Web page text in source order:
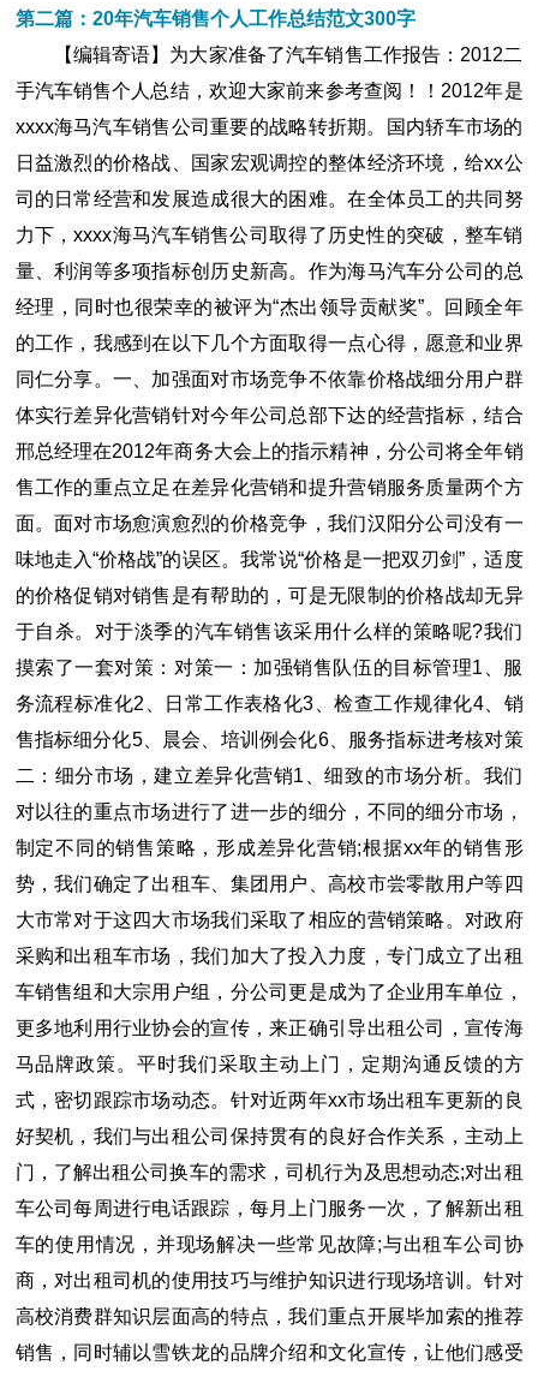
第二篇：20年汽车销售个人工作总结范文300字
【编辑寄语】为大家准备了汽车销售工作报告：2012二
手汽车销售个人总结，欢迎大家前来参考查阅！！2012年是
xxxx海马汽车销售公司重要的战略转折期。国内轿车市场的
日益激烈的价格战、国家宏观调控的整体经济环境，给xx公
司的日常经营和发展造成很大的困难。在全体员工的共同努
力下，xxxx海马汽车销售公司取得了历史性的突破，整车销
量、利润等多项指标创历史新高。作为海马汽车分公司的总
经理，同时也很荣幸的被评为“杰出领导贡献奖”。回顾全年
的工作，我感到在以下几个方面取得一点心得，愿意和业界
同仁分享。一、加强面对市场竞争不依靠价格战细分用户群
体实行差异化营销针对今年公司总部下达的经营指标，结合
邢总经理在2012年商务大会上的指示精神，分公司将全年销
售工作的重点立足在差异化营销和提升营销服务质量两个方
面。面对市场愈演愈烈的价格竞争，我们汉阳分公司没有一
味地走入“价格战”的误区。我常说“价格是一把双刃剑”，适度
的价格促销对销售是有帮助的，可是无限制的价格战却无异
于自杀。对于淡季的汽车销售该采用什么样的策略呢?我们
摸索了一套对策：对策一：加强销售队伍的目标管理1、服
务流程标准化2、日常工作表格化3、检查工作规律化4、销
售指标细分化5、晨会、培训例会化6、服务指标进考核对策
二：细分市场，建立差异化营销1、细致的市场分析。我们
对以往的重点市场进行了进一步的细分，不同的细分市场，
制定不同的销售策略，形成差异化营销;根据xx年的销售形
势，我们确定了出租车、集团用户、高校市尝零散用户等四
大市常对于这四大市场我们采取了相应的营销策略。对政府
采购和出租车市场，我们加大了投入力度，专门成立了出租
车销售组和大宗用户组，分公司更是成为了企业用车单位，
更多地利用行业协会的宣传，来正确引导出租公司，宣传海
马品牌政策。平时我们采取主动上门，定期沟通反馈的方
式，密切跟踪市场动态。针对近两年xx市场出租车更新的良
好契机，我们与出租公司保持贯有的良好合作关系，主动上
门，了解出租公司换车的需求，司机行为及思想动态;对出租
车公司每周进行电话跟踪，每月上门服务一次，了解新出租
车的使用情况，并现场解决一些常见故障;与出租车公司协
商，对出租司机的使用技巧与维护知识进行现场培训。针对
高校消费群知识层面高的特点，我们重点开展毕加索的推荐
销售，同时辅以雪铁龙的品牌介绍和文化宣传，让他们感受